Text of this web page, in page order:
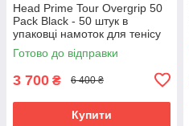
Head Prime Tour Overgrip 50
Pack Black - 50 штук в
упаковці намоток для тенісу
Готово до відправки
3 700 ₴ 6 400 ₴
Купити